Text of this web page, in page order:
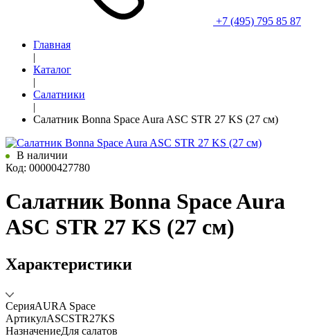
+7 (495) 795 85 87
Главная
|
Каталог
|
Салатники
|
Салатник Bonna Space Aura ASC STR 27 KS (27 см)
В наличии
Код: 00000427780
Салатник Bonna Space Aura
ASC STR 27 KS (27 см)
Характеристики
СерияAURA Space
АртикулASCSTR27KS
НазначениеДля салатов